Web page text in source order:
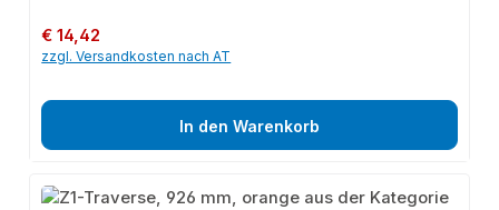
Regulärer Preis:
€ 14,42
zzgl. Versandkosten nach AT
In den Warenkorb